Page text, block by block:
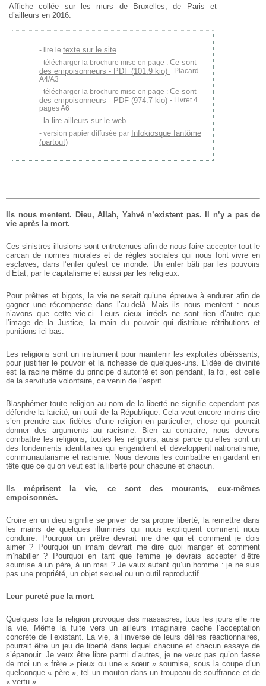
Affiche collée sur les murs de Bruxelles, de Paris et
d’ailleurs en 2016.
lire le texte sur le site
télécharger la brochure mise en page : Ce sont
des empoisonneurs - PDF (101.9 kio) - Placard
A4/A3
télécharger la brochure mise en page : Ce sont
des empoisonneurs - PDF (974.7 kio) - Livret 4
pages A6
la lire ailleurs sur le web
version papier diffusée par Infokiosque fantôme
(partout)
Ils nous mentent. Dieu, Allah, Yahvé n’existent pas. Il n’y a pas de
vie après la mort.
Ces sinistres illusions sont entretenues afin de nous faire accepter tout le
carcan de normes morales et de règles sociales qui nous font vivre en
esclaves, dans l’enfer qu’est ce monde. Un enfer bâti par les pouvoirs
d’État, par le capitalisme et aussi par les religieux.
Pour prêtres et bigots, la vie ne serait qu’une épreuve à endurer afin de
gagner une récompense dans l’au-delà. Mais ils nous mentent : nous
n’avons que cette vie-ci. Leurs cieux irréels ne sont rien d’autre que
l’image de la Justice, la main du pouvoir qui distribue rétributions et
punitions ici bas.
Les religions sont un instrument pour maintenir les exploités obéissants,
pour justifier le pouvoir et la richesse de quelques-uns. L’idée de divinité
est la racine même du principe d’autorité et son pendant, la foi, est celle
de la servitude volontaire, ce venin de l’esprit.
Blasphémer toute religion au nom de la liberté ne signifie cependant pas
défendre la laïcité, un outil de la République. Cela veut encore moins dire
s’en prendre aux fidèles d’une religion en particulier, chose qui pourrait
donner des arguments au racisme. Bien au contraire, nous devons
combattre les religions, toutes les religions, aussi parce qu’elles sont un
des fondements identitaires qui engendrent et développent nationalisme,
communautarisme et racisme. Nous devons les combattre en gardant en
tête que ce qu’on veut est la liberté pour chacune et chacun.
Ils méprisent la vie, ce sont des mourants, eux-mêmes
empoisonnés.
Croire en un dieu signifie se priver de sa propre liberté, la remettre dans
les mains de quelques illuminés qui nous expliquent comment nous
conduire. Pourquoi un prêtre devrait me dire qui et comment je dois
aimer ? Pourquoi un imam devrait me dire quoi manger et comment
m’habiller ? Pourquoi en tant que femme je devrais accepter d’être
soumise à un père, à un mari ? Je vaux autant qu’un homme : je ne suis
pas une propriété, un objet sexuel ou un outil reproductif.
Leur pureté pue la mort.
Quelques fois la religion provoque des massacres, tous les jours elle nie
la vie. Même la fuite vers un ailleurs imaginaire cache l’acceptation
concrète de l’existant. La vie, à l’inverse de leurs délires réactionnaires,
pourrait être un jeu de liberté dans lequel chacune et chacun essaye de
s’épanouir. Je veux être libre parmi d’autres, je ne veux pas qu’on fasse
de moi un « frère » pieux ou une « sœur » soumise, sous la coupe d’un
quelconque « père », tel un mouton dans un troupeau de souffrance et de
« vertu ».